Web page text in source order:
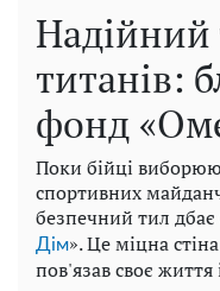
Надійний
титанів:
фонд
Поки бійці
спортивних
безпечний тил
Дім». Це міцна
пов'язав своє життя